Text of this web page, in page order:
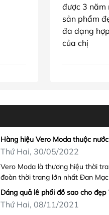
được 3 năm
sản phẩm
đa dạng
của chị
Hàng hiệu Vero Moda thuộc
Thứ Hai, 30/05/2022
Vero Moda là thương hiệu thời
đoàn thời trang lớn nhất Đan
Dáng quả lê phối đồ sao cho đẹp
Thứ Hai, 08/11/2021